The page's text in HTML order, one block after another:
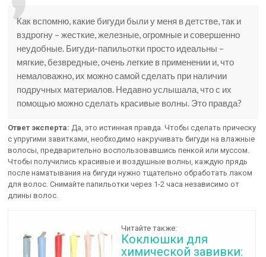
Как вспомню, какие бигуди были у меня в детстве, так и
вздрогну – жесткие, железные, огромные и совершенно
неудобные. Бигуди-папильотки просто идеальны –
мягкие, безвредные, очень легкие в применении и, что
немаловажно, их можно самой сделать при наличии
подручных материалов. Недавно услышала, что с их
помощью можно сделать красивые волны. Это правда?
Ответ эксперта: Да, это истинная правда. Чтобы сделать прическу
с упругими завитками, необходимо накручивать бигуди на влажные
волосы, предварительно воспользовавшись пенкой или муссом.
Чтобы получились красивые и воздушные волны, каждую прядь
после наматывания на бигуди нужно тщательно обработать лаком
для волос. Снимайте папильотки через 1-2 часа независимо от
длины волос.
Читайте также:
Коклюшки для
химической завивки: